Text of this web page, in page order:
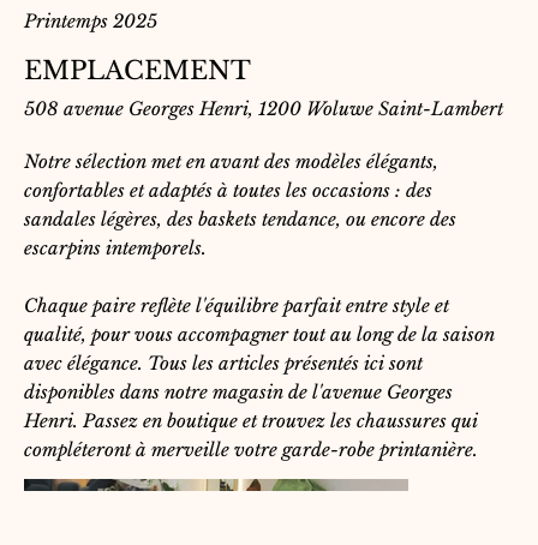
Printemps 2025
EMPLACEMENT
508 avenue Georges Henri, 1200 Woluwe Saint-Lambert
Notre sélection met en avant des modèles élégants,
confortables et adaptés à toutes les occasions : des
sandales légères, des baskets tendance, ou encore des
escarpins intemporels.
Chaque paire reflète l'équilibre parfait entre style et
qualité, pour vous accompagner tout au long de la saison
avec élégance. Tous les articles présentés ici sont
disponibles dans notre magasin de l'avenue Georges
Henri. Passez en boutique et trouvez les chaussures qui
compléteront à merveille votre garde-robe printanière.